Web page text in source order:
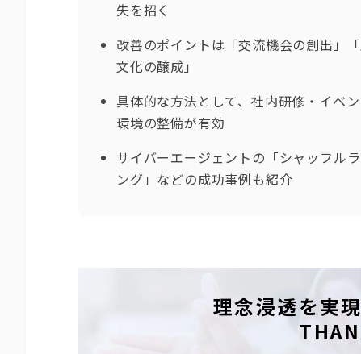
失を招く
改善のポイントは「交流機会の創出」
文化の醸成」
具体的な方法として、社内研修・イベ
環境の整備が有効
サイバーエージェントの「シャッフル
ング」などの成功事例も紹介
理念浸透を実